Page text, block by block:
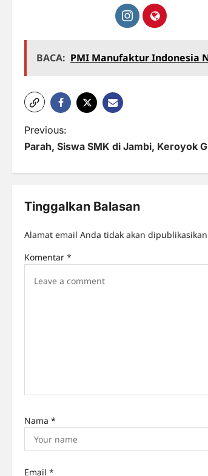
BACA: PMI Manufaktur Indonesia
P
o
s
t
a
v
o
n
Previous:
Parah, Siswa SMK di Jambi, Keroyok
Tinggalkan Balasan
Alamat email Anda tidak akan
Komentar *
Nama *
Email *